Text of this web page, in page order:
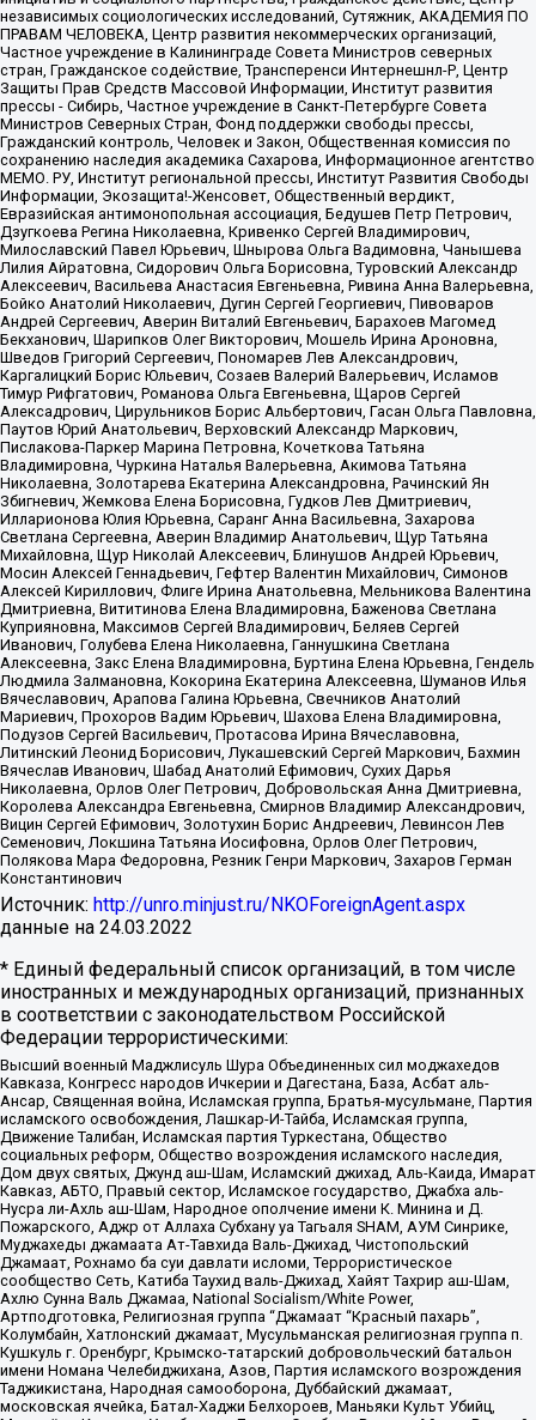
независимых социологических исследований, Сутяжник, АКАДЕМИЯ ПО
ПРАВАМ ЧЕЛОВЕКА, Центр развития некоммерческих организаций,
Частное учреждение в Калининграде Совета Министров северных
стран, Гражданское содействие, Трансперенси Интернешнл-Р, Центр
Защиты Прав Средств Массовой Информации, Институт развития
прессы - Сибирь, Частное учреждение в Санкт-Петербурге Совета
Министров Северных Стран, Фонд поддержки свободы прессы,
Гражданский контроль, Человек и Закон, Общественная комиссия по
сохранению наследия академика Сахарова, Информационное агентство
МЕМО. РУ, Институт региональной прессы, Институт Развития Свободы
Информации, Экозащита!-Женсовет, Общественный вердикт,
Евразийская антимонопольная ассоциация, Бедушев Петр Петрович,
Дзугкоева Регина Николаевна, Кривенко Сергей Владимирович,
Милославский Павел Юрьевич, Шнырова Ольга Вадимовна, Чанышева
Лилия Айратовна, Сидорович Ольга Борисовна, Туровский Александр
Алексеевич, Васильева Анастасия Евгеньевна, Ривина Анна Валерьевна,
Бойко Анатолий Николаевич, Дугин Сергей Георгиевич, Пивоваров
Андрей Сергеевич, Аверин Виталий Евгеньевич, Барахоев Магомед
Бекханович, Шарипков Олег Викторович, Мошель Ирина Ароновна,
Шведов Григорий Сергеевич, Пономарев Лев Александрович,
Каргалицкий Борис Юльевич, Созаев Валерий Валерьевич, Исламов
Тимур Рифгатович, Романова Ольга Евгеньевна, Щаров Сергей
Алексадрович, Цирульников Борис Альбертович, Гасан Ольга Павловна,
Паутов Юрий Анатольевич, Верховский Александр Маркович,
Пислакова-Паркер Марина Петровна, Кочеткова Татьяна
Владимировна, Чуркина Наталья Валерьевна, Акимова Татьяна
Николаевна, Золотарева Екатерина Александровна, Рачинский Ян
Збигневич, Жемкова Елена Борисовна, Гудков Лев Дмитриевич,
Илларионова Юлия Юрьевна, Саранг Анна Васильевна, Захарова
Светлана Сергеевна, Аверин Владимир Анатольевич, Щур Татьяна
Михайловна, Щур Николай Алексеевич, Блинушов Андрей Юрьевич,
Мосин Алексей Геннадьевич, Гефтер Валентин Михайлович, Симонов
Алексей Кириллович, Флиге Ирина Анатольевна, Мельникова Валентина
Дмитриевна, Вититинова Елена Владимировна, Баженова Светлана
Куприяновна, Максимов Сергей Владимирович, Беляев Сергей
Иванович, Голубева Елена Николаевна, Ганнушкина Светлана
Алексеевна, Закс Елена Владимировна, Буртина Елена Юрьевна, Гендель
Людмила Залмановна, Кокорина Екатерина Алексеевна, Шуманов Илья
Вячеславович, Арапова Галина Юрьевна, Свечников Анатолий
Мариевич, Прохоров Вадим Юрьевич, Шахова Елена Владимировна,
Подузов Сергей Васильевич, Протасова Ирина Вячеславовна,
Литинский Леонид Борисович, Лукашевский Сергей Маркович, Бахмин
Вячеслав Иванович, Шабад Анатолий Ефимович, Сухих Дарья
Николаевна, Орлов Олег Петрович, Добровольская Анна Дмитриевна,
Королева Александра Евгеньевна, Смирнов Владимир Александрович,
Вицин Сергей Ефимович, Золотухин Борис Андреевич, Левинсон Лев
Семенович, Локшина Татьяна Иосифовна, Орлов Олег Петрович,
Полякова Мара Федоровна, Резник Генри Маркович, Захаров Герман
Константинович
Источник: http://unro.minjust.ru/NKOForeignAgent.aspx
данные на 24.03.2022
* Единый федеральный список организаций, в том числе
иностранных и международных организаций, признанных
в соответствии с законодательством Российской
Федерации террористическими:
Высший военный Маджлисуль Шура Объединенных сил моджахедов
Кавказа, Конгресс народов Ичкерии и Дагестана, База, Асбат аль-
Ансар, Священная война, Исламская группа, Братья-мусульмане, Партия
исламского освобождения, Лашкар-И-Тайба, Исламская группа,
Движение Талибан, Исламская партия Туркестана, Общество
социальных реформ, Общество возрождения исламского наследия,
Дом двух святых, Джунд аш-Шам, Исламский джихад, Аль-Каида, Имарат
Кавказ, АБТО, Правый сектор, Исламское государство, Джабха аль-
Нусра ли-Ахль аш-Шам, Народное ополчение имени К. Минина и Д.
Пожарского, Аджр от Аллаха Субхану уа Тагьаля SHAM, АУМ Синрике,
Муджахеды джамаата Ат-Тавхида Валь-Джихад, Чистопольский
Джамаат, Рохнамо ба суи давлати исломи, Террористическое
сообщество Сеть, Катиба Таухид валь-Джихад, Хайят Тахрир аш-Шам,
Ахлю Сунна Валь Джамаа, National Socialism/White Power,
Артподготовка, Религиозная группа “Джамаат “Красный пахарь”,
Колумбайн, Хатлонский джамаат, Мусульманская религиозная группа п.
Кушкуль г. Оренбург, Крымско-татарский добровольческий батальон
имени Номана Челебиджихана, Азов, Партия исламского возрождения
Таджикистана, Народная самооборона, Дуббайский джамаат,
московская ячейка, Батал-Хаджи Белхороев, Маньяки Культ Убийц,